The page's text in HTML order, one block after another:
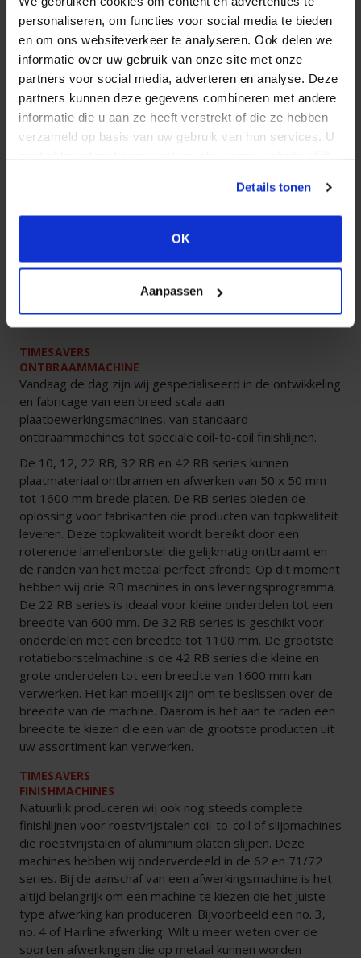
personaliseren, om functies voor social media te bieden
en om ons websiteverkeer te analyseren. Ook delen we
informatie over uw gebruik van onze site met onze
partners voor social media, adverteren en analyse. Deze
partners kunnen deze gegevens combineren met andere
informatie die u aan ze heeft verstrekt of die ze hebben
verzameld op basis van uw gebruik van hun services. U
Details tonen
OK
Aanpassen
located in the USA.
To view the range
available in your
country please visit:
TIMESAVERS
USA
reizen de hele wereld over om ondersteuning te bieden
aan de bedrijven die nog met de Grindingmaster werken.
TIMESAVERS 62 SERIES
Op de onderstaande foto is de Timesavers 62 series,
een finishmachine voor metaal, te zien. De Timesavers
kleuren warden hier al gebruikt, maar “Timesavers by
Grindingmaster” werd nog wel vermeld.
TIMESAVERS
ONTBRAAMMACHINE
Vandaag de dag zijn wij gespecialiseerd in de ontwikkeling
en fabricage van een breed scala aan
plaatbewerkingsmachines, van standaard
ontbraammachines tot speciale coil-to-coil finishlijnen.
De 10, 12, 22 RB, 32 RB en 42 RB series kunnen
plaatmateriaal ontbramen en afwerken van 50 x 50 mm
tot 1600 mm brede platen. De RB series bieden de
oplossing voor fabrikanten die producten van topkwaliteit
leveren. Deze topkwaliteit wordt bereikt door een
roterende lamellenborstel die gelijkmatig ontbraamt en
de randen van het metaal perfect afrondt. Op dit moment
hebben wij drie RB machines in ons leveringsprogramma.
De 22 RB series is ideaal voor kleine onderdelen tot een
breedte van 600 mm. De 32 RB series is geschikt voor
onderdelen met een breedte tot 1100 mm. De grootste
rotatieborstelmachine is de 42 RB series die kleine en
grote onderdelen tot een breedte van 1600 mm kan
verwerken. Het kan moeilijk zijn om te beslissen over de
breedte van de machine. Daarom is het aan te raden een
breedte te kiezen die een van de grootste producten uit
uw assortiment kan verwerken.
TIMESAVERS
FINISHMACHINES
Natuurlijk produceren wij ook nog steeds complete
finishlijnen voor roestvrijstalen coil-to-coil of slijpmachines
die roestvrijstalen of aluminium platen slijpen. Deze
machines hebben wij onderverdeeld in de 62 en 71/72
series. Bij de aanschaf van een afwerkingsmachine is het
altijd belangrijk om een machine te kiezen die het juiste
type afwerking kan produceren. Bijvoorbeeld een no. 3,
no. 4 of Hairline afwerking. Wilt u meer weten over de
soorten afwerkingen die op metaal kunnen worden